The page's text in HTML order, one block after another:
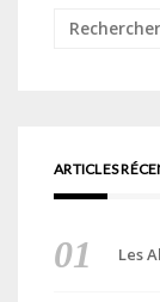
Rechercher :
ARTICLES
Les